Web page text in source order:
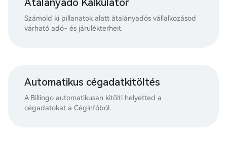
Számold ki pillanatok alatt átalányadós vállalkozásod
várható adó- és járulékterheit.
Automatikus cégadatkitöltés
A Billingo automatikusan kitölti helyetted a
cégadatokat a Céginfóból.